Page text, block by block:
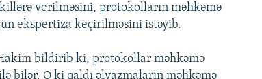
verilməsini, protokolların məhkəmə
ekspertiza keçirilməsini istəyib.
bildirib ki, protokollar məhkəmə
bilər. O ki qaldı əlyazmaların məhkəmə